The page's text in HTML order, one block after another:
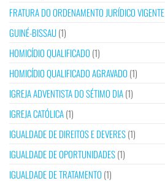
FRATURA DO ORDENAMENTO JURÍDICO VIGENTE
GUINÉ-BISSAU(1)
HOMICÍDIO QUALIFICADO (1)
HOMICÍDIO QUALIFICADO AGRAVADO (1)
IGREJA ADVENTISTA DO SÉTIMO DIA(1)
IGREJA CATÓLICA(1)
IGUALDADE DE DIREITOS E DEVERES(1)
IGUALDADE DE OPORTUNIDADES(1)
IGUALDADE DE TRATAMENTO (1)